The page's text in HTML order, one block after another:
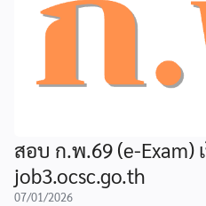
สอบ ก.พ.69 (e-Exam)
job3.ocsc.go.th
07/01/2026